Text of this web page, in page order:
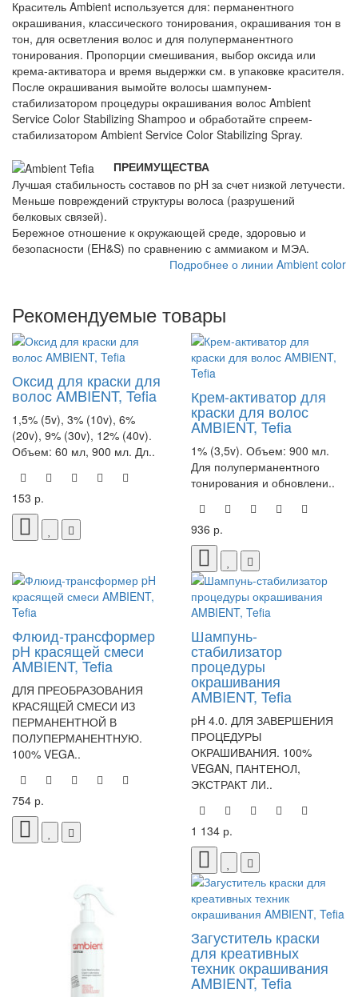
Краситель Ambient используется для: перманентного
окрашивания, классического тонирования, окрашивания тон в
тон, для осветления волос и для полуперманентного
тонирования. Пропорции смешивания, выбор оксида или
крема-активатора и время выдержки см. в упаковке красителя.
После окрашивания вымойте волосы шампунем-
стабилизатором процедуры окрашивания волос Ambient
Service Color Stabilizing Shampoo и обработайте спреем-
стабилизатором Ambient Service Color Stabilizing Spray.
ПРЕИМУЩЕСТВА
Лучшая стабильность составов по pH за счет низкой летучести.
Меньше повреждений структуры волоса (разрушений
белковых связей).
Бережное отношение к окружающей среде, здоровью и
безопасности (EH&S) по сравнению с аммиаком и МЭА.
Подробнее о линии Ambient color
Рекомендуемые товары
Оксид для краски для
волос AMBIENT, Tefia
1,5% (5v), 3% (10v), 6%
(20v), 9% (30v), 12% (40v).
Объем: 60 мл, 900 мл. Дл..
153 р.
Крем-активатор для
краски для волос
AMBIENT, Tefia
1% (3,5v). Объем: 900 мл.
Для полуперманентного
тонирования и обновлени..
936 р.
Флюид-трансформер
pH красящей смеси
AMBIENT, Tefia
ДЛЯ ПРЕОБРАЗОВАНИЯ
КРАСЯЩЕЙ СМЕСИ ИЗ
ПЕРМАНЕНТНОЙ В
ПОЛУПЕРМАНЕНТНУЮ.
100% VEGA..
754 р.
Шампунь-
стабилизатор
процедуры
окрашивания
AMBIENT, Tefia
pH 4.0. ДЛЯ ЗАВЕРШЕНИЯ
ПРОЦЕДУРЫ
ОКРАШИВАНИЯ. 100%
VEGAN, ПАНТЕНОЛ,
ЭКСТРАКТ ЛИ..
1 134 р.
Загуститель краски
для креативных
техник окрашивания
AMBIENT, Tefia